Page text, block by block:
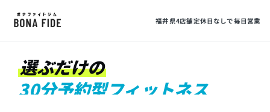
福井県4店舗定休日なしで毎日営業
選ぶだけの
30分予約型フィットネス